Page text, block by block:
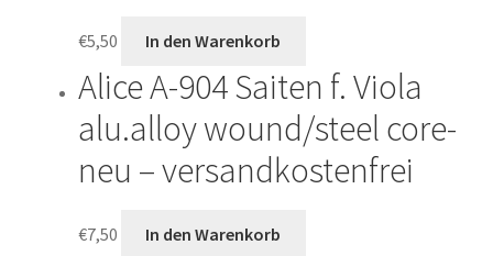
€5,50 In den Warenkorb
Alice A-904 Saiten f. Viola
alu.alloy wound/steel core-
neu – versandkostenfrei
€7,50 In den Warenkorb